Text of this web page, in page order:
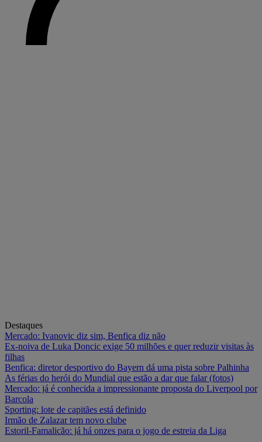
Destaques
Mercado: Ivanovic diz sim, Benfica diz não
Ex-noiva de Luka Doncic exige 50 milhões e quer reduzir visitas às
filhas
Benfica: diretor desportivo do Bayern dá uma pista sobre Palhinha
As férias do herói do Mundial que estão a dar que falar (fotos)
Mercado: já é conhecida a impressionante proposta do Liverpool por
Barcola
Sporting: lote de capitães está definido
Irmão de Zalazar tem novo clube
Estoril-Famalicão: já há onzes para o jogo de estreia da Liga